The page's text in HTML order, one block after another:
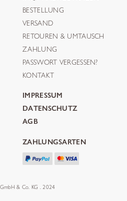
BESTELLUNG
VERSAND
RETOUREN & UMTAUSCH
ZAHLUNG
PASSWORT VERGESSEN?
KONTAKT
IMPRESSUM
DATENSCHUTZ
AGB
ZAHLUNGSARTEN
& Co. KG . 2024